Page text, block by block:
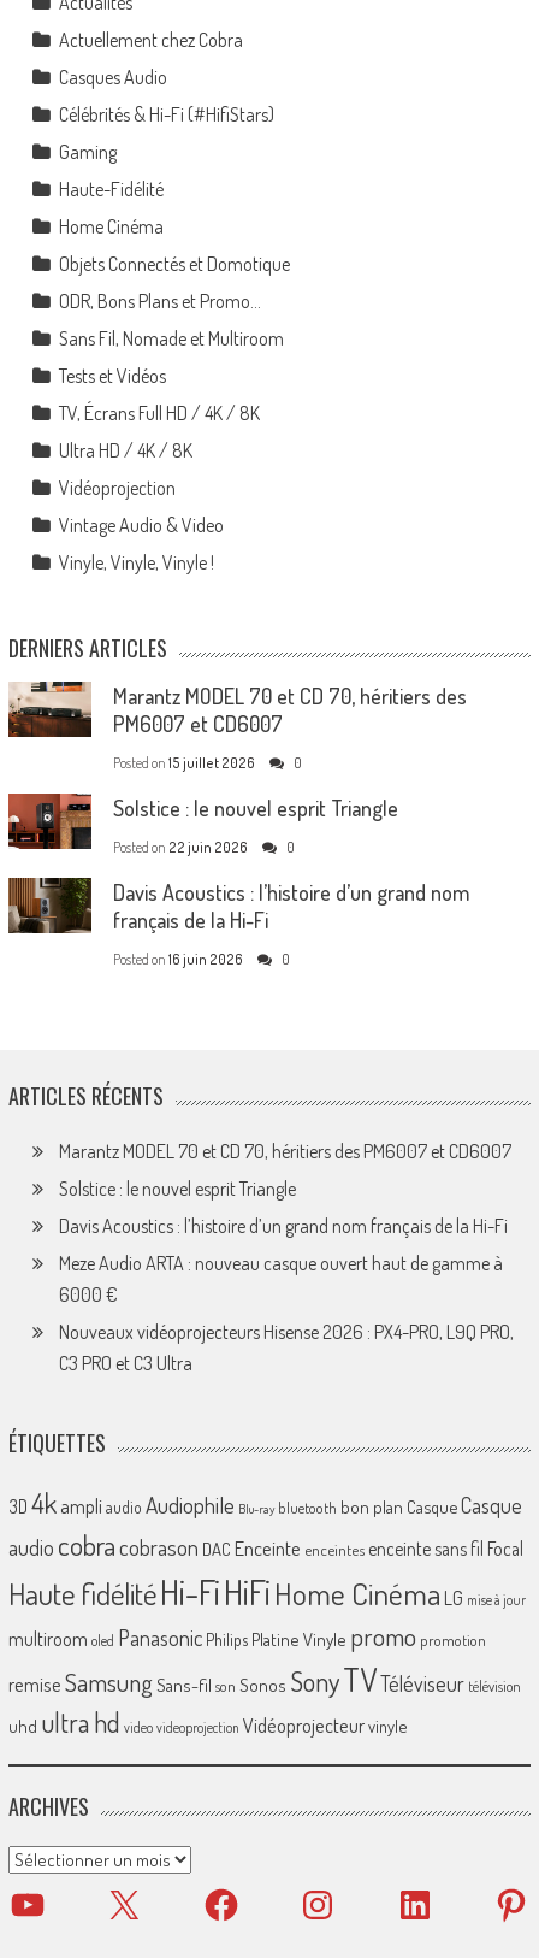
Actuellement chez Cobra
Casques Audio
Célébrités & Hi-Fi (#HifiStars)
Gaming
Haute-Fidélité
Home Cinéma
Objets Connectés et Domotique
ODR, Bons Plans et Promo…
Sans Fil, Nomade et Multiroom
Tests et Vidéos
TV, Écrans Full HD / 4K / 8K
Ultra HD / 4K / 8K
Vidéoprojection
Vintage Audio & Video
Vinyle, Vinyle, Vinyle !
DERNIERS ARTICLES
Marantz MODEL 70 et CD 70, héritiers des
PM6007 et CD6007
Posted on 15 juillet 2026 0
Solstice : le nouvel esprit Triangle
Posted on 22 juin 2026 0
Davis Acoustics : l’histoire d’un grand nom
français de la Hi-Fi
Posted on 16 juin 2026 0
ARTICLES RÉCENTS
Marantz MODEL 70 et CD 70, héritiers des PM6007 et CD6007
Solstice : le nouvel esprit Triangle
Davis Acoustics : l’histoire d’un grand nom français de la Hi-Fi
Meze Audio ARTA : nouveau casque ouvert haut de gamme à
6000 €
Nouveaux vidéoprojecteurs Hisense 2026 : PX4-PRO, L9Q PRO,
C3 PRO et C3 Ultra
ÉTIQUETTES
3D 4k ampliaudio Audiophile Blu-ray bluetooth bon plan CasqueCasque
audio cobracobrason DAC Enceinte enceintes enceinte sans fil Focal
Haute fidélitéHi-FiHiFiHome Cinéma LG mise à jour
multiroom oled Panasonic Philips Platine Vinyle promo promotion
remiseSamsungSans-fil son Sonos SonyTVTéléviseur télévision
uhd ultra hd video videoprojection Vidéoprojecteurvinyle
ARCHIVES
Archives
YouTube X Facebook Instagram LinkedIn